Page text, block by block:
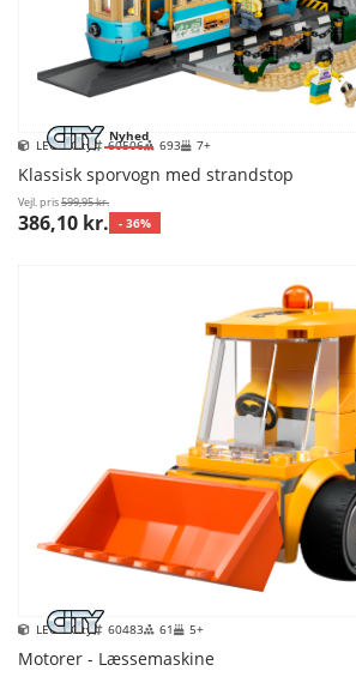
Nyhed
LEGO City 60506 693 7+
Klassisk sporvogn med strandstop
Vejl. pris599,95 kr.
386,10 kr. - 36%
LEGO City 60483 61 5+
Motorer - Læssemaskine